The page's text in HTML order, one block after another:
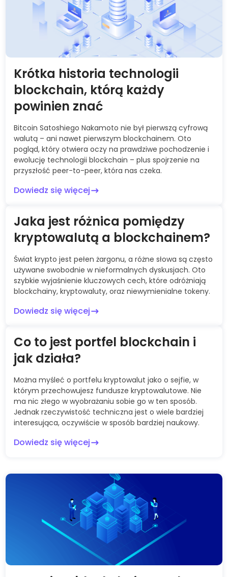
Krótka historia technologii
blockchain, którą każdy
powinien znać
Bitcoin Satoshiego Nakamoto nie był pierwszą cyfrową
walutą – ani nawet pierwszym blockchainem. Oto
pogląd, który otwiera oczy na prawdziwe pochodzenie i
ewolucję technologii blockchain – plus spojrzenie na
przyszłość peer-to-peer, która nas czeka.
Dowiedz się więcej
Jaka jest różnica pomiędzy
kryptowalutą a blockchainem?
Świat krypto jest pełen żargonu, a różne słowa są często
używane swobodnie w nieformalnych dyskusjach. Oto
szybkie wyjaśnienie kluczowych cech, które odróżniają
blockchainy, kryptowaluty, oraz niewymienialne tokeny.
Dowiedz się więcej
Co to jest portfel blockchain i
jak działa?
Można myśleć o portfelu kryptowalut jako o sejfie, w
którym przechowujesz fundusze kryptowalutowe. Nie
ma nic złego w wyobrażaniu sobie go w ten sposób.
Jednak rzeczywistość techniczna jest o wiele bardziej
interesująca, oczywiście w sposób bardziej naukowy.
Dowiedz się więcej